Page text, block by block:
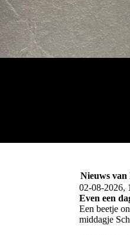
Nieuws van
02-08-2026,
Even een
Een beetje
middagje